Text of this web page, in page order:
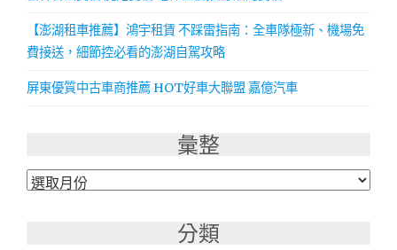
【澎湖租車推薦】鴻宇租賃 不踩雷指南：全車隊極新、機場免
費接送，細節控必看的澎湖自駕攻略
屏東優質中古車商推薦 HOT好車大聯盟 嘉億汽車
彙整
彙
分類